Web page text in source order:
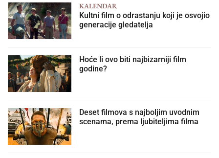
KALENDAR
Kultni film o odrastanju koji je osvojio
generacije gledatelja
Hoće li ovo biti najbizarniji film
godine?
Deset filmova s najboljim uvodnim
scenama, prema ljubiteljima filma